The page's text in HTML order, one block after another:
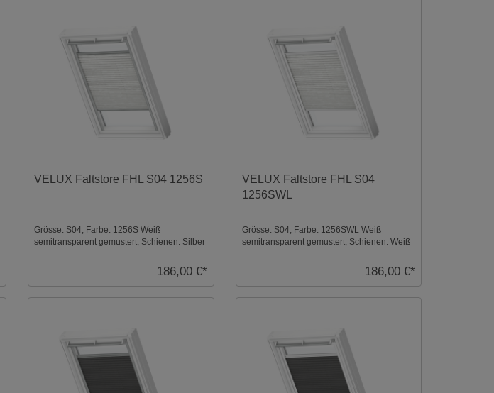
VELUX Faltstore FHL S04 1256S
Grösse: S04, Farbe: 1256S Weiß
semitransparent gemustert, Schienen: Silber
186,00 €*
VELUX Faltstore FHL S04
1256SWL
Grösse: S04, Farbe: 1256SWL Weiß
semitransparent gemustert, Schienen: Weiß
186,00 €*